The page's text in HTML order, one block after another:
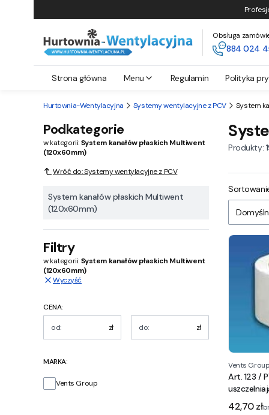
Obsługa
884 024
Strona główna Menu Regulamin Polityka
Hurtownia-Wentylacyjna Systemy wentylacyjne z PCV System
Podkategorie
w kategorii:System kanałów płaskich Multiwent
(120x60mm)
Wróć do: Systemy wentylacyjne z PCV
System kanałów płaskich Multiwent
(120x60mm)
Filtry
w kategorii:System kanałów płaskich Multiwent
(120x60mm)
Wyczyść
CENA:
zł zł
MARKA:
MarkaVents Group
Produkty:
Lista
Vents Group
Art. 123 /
Cena
42,70 zł